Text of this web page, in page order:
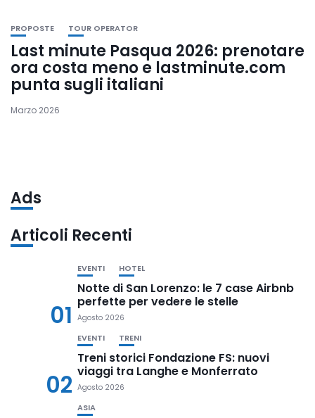
PROPOSTE TOUR OPERATOR
Last minute Pasqua 2026: prenotare
ora costa meno e lastminute.com
punta sugli italiani
Marzo 2026
Ads
Articoli Recenti
01
EVENTI HOTEL
Notte di San Lorenzo: le 7 case Airbnb
perfette per vedere le stelle
Agosto 2026
02
EVENTI TRENI
Treni storici Fondazione FS: nuovi
viaggi tra Langhe e Monferrato
Agosto 2026
ASIA